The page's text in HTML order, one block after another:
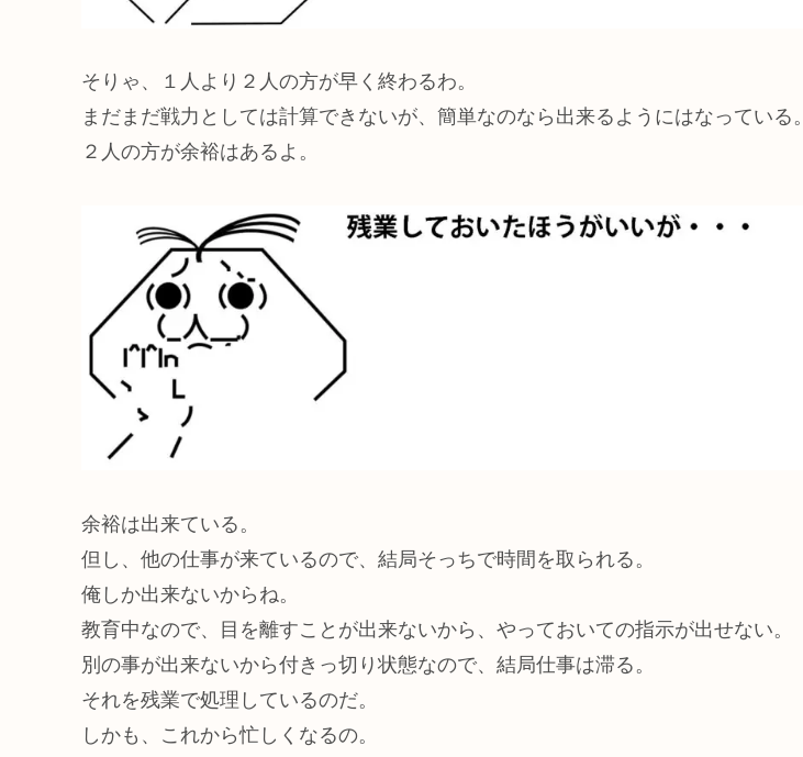
そりゃ、１人より２人の方が早く終わるわ。
まだまだ戦力としては計算できないが、簡単なのなら出来るようにはなっている。
２人の方が余裕はあるよ。
余裕は出来ている。
但し、他の仕事が来ているので、結局そっちで時間を取られる。
俺しか出来ないからね。
教育中なので、目を離すことが出来ないから、やっておいての指示が出せない。
別の事が出来ないから付きっ切り状態なので、結局仕事は滞る。
それを残業で処理しているのだ。
しかも、これから忙しくなるの。